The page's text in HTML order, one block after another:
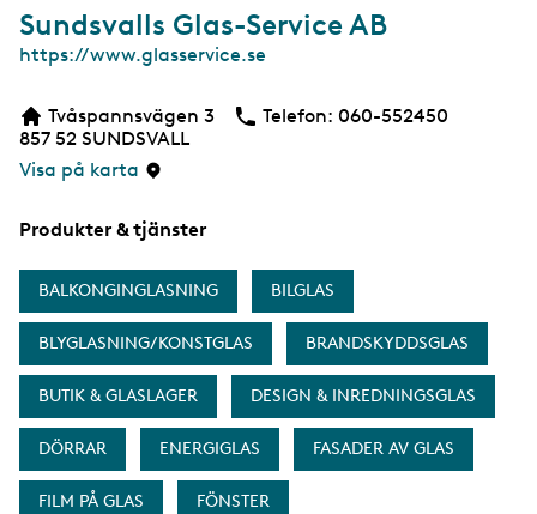
Sundsvalls Glas-Service AB
W
b
s
i
https://www.glasservice.se
Tvåspannsvägen 3
857 52 SUNDSVALL
Visa på karta
Telefon: Telefon
060-552450
Produkter & tjänster
BALKONGINGLASNING BILGLAS
BLYGLASNING/KONSTGLAS BRANDSKYDDSGLAS
BUTIK & GLASLAGER DESIGN & INREDNINGSGLAS
DÖRRAR ENERGIGLAS FASADER AV GLAS
FILM PÅ GLAS FÖNSTER